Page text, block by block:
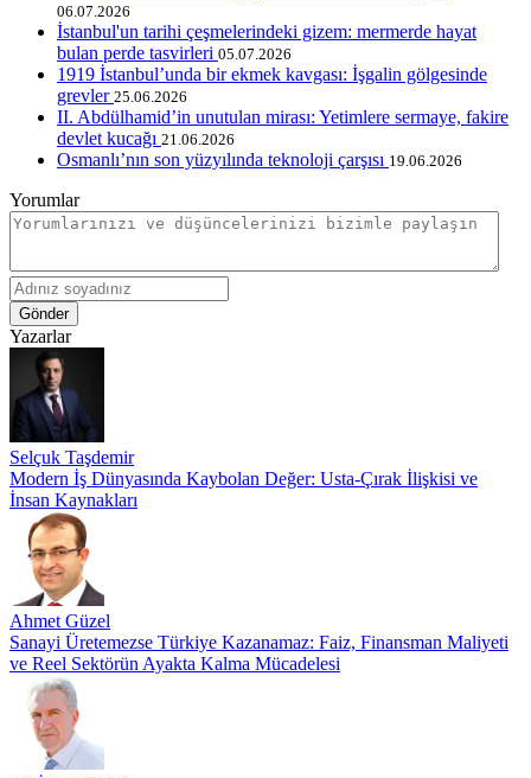
06.07.2026
İstanbul'un tarihi çeşmelerindeki gizem: mermerde hayat
bulan perde tasvirleri 05.07.2026
1919 İstanbul’unda bir ekmek kavgası: İşgalin gölgesinde
grevler 25.06.2026
II. Abdülhamid’in unutulan mirası: Yetimlere sermaye, fakire
devlet kucağı 21.06.2026
Osmanlı’nın son yüzyılında teknoloji çarşısı 19.06.2026
Yorumlar
Gönder
Yazarlar
Selçuk Taşdemir
Modern İş Dünyasında Kaybolan Değer: Usta-Çırak İlişkisi ve
İnsan Kaynakları
Ahmet Güzel
Sanayi Üretemezse Türkiye Kazanamaz: Faiz, Finansman Maliyeti
ve Reel Sektörün Ayakta Kalma Mücadelesi